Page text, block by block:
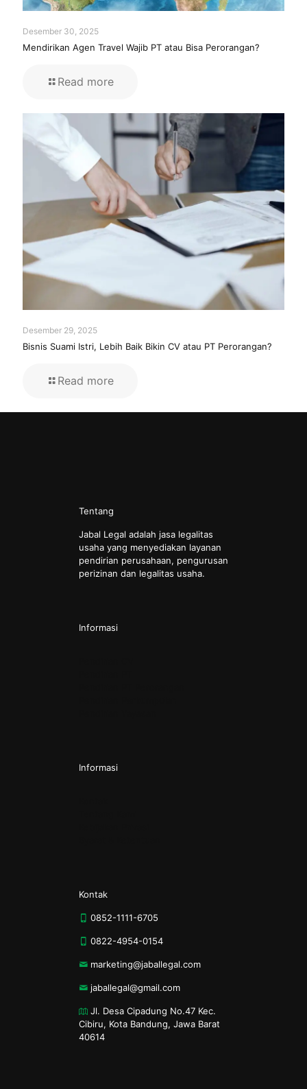
Desember 30, 2025
Mendirikan Agen Travel Wajib PT atau Bisa Perorangan?
Read more
Desember 29, 2025
Bisnis Suami Istri, Lebih Baik Bikin CV atau PT Perorangan?
Read more
Tentang
Jabal Legal adalah jasa legalitas
usaha yang menyediakan layanan
pendirian perusahaan, pengurusan
perizinan dan legalitas usaha.
Informasi
Informasi
Kontak
0852-1111-6705
0822-4954-0154
marketing@jaballegal.com
jaballegal@gmail.com
Jl. Desa Cipadung No.47 Kec.
Cibiru, Kota Bandung, Jawa Barat
40614